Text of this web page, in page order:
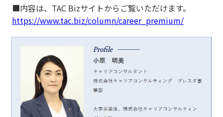
■内容は、TAC Bizサイトからご覧いただけます。
https://www.tac.biz/column/career_premium/